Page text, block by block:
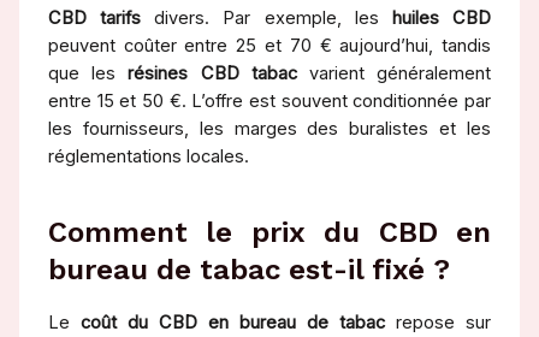
CBD tarifs divers. Par exemple, les huiles CBD
peuvent coûter entre 25 et 70 € aujourd’hui, tandis
que lesrésines CBD tabacvarient généralement
entre 15 et 50 €. L’offre est souvent conditionnée par
les fournisseurs, les marges des buralistes et les
réglementations locales.
Comment le prix du CBD en
bureau de tabac est-il fixé ?
Le coût du CBD en bureau de tabacrepose sur